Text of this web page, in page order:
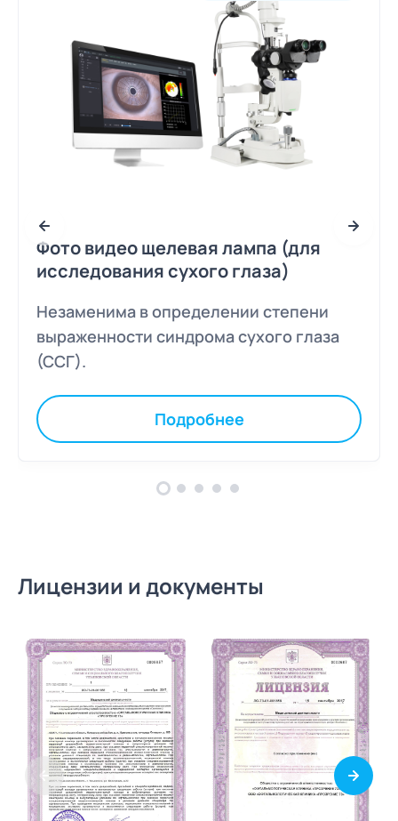
Фото видео щелевая лампа (для
исследования сухого глаза)
Незаменима в определении степени
выраженности синдрома сухого глаза
(ССГ).
Подробнее
Лицензии и документы